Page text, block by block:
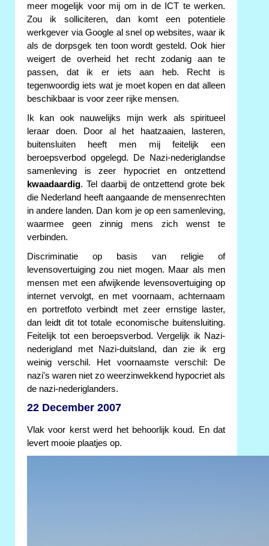
meer mogelijk voor mij om in de ICT te werken.
Zou ik solliciteren, dan komt een potentiele
werkgever via Google al snel op websites, waar ik
als de dorpsgek ten toon wordt gesteld. Ook hier
weigert de overheid het recht zodanig aan te
passen, dat ik er iets aan heb. Recht is
tegenwoordig iets wat je moet kopen en dat alleen
beschikbaar is voor zeer rijke mensen.
Ik kan ook nauwelijks mijn werk als spiritueel
leraar doen. Door al het haatzaaien, lasteren,
buitensluiten heeft men mij feitelijk een
beroepsverbod opgelegd. De Nazi-nederiglandse
samenleving is zeer hypocriet en ontzettend
kwaadaardig. Tel daarbij de ontzettend grote bek
die Nederland heeft aangaande de mensenrechten
in andere landen. Dan kom je op een samenleving,
waarmee geen zinnig mens zich wenst te
verbinden.
Discriminatie op basis van religie of
levensovertuiging zou niet mogen. Maar als men
mensen met een afwijkende levensovertuiging op
internet vervolgt, en met voornaam, achternaam
en portretfoto verbindt met zeer ernstige laster,
dan leidt dit tot totale economische buitensluiting.
Feitelijk tot een beroepsverbod. Vergelijk ik Nazi-
nederigland met Nazi-duitsland, dan zie ik erg
weinig verschil. Het voornaamste verschil: De
nazi's waren niet zo weerzinwekkend hypocriet als
de nazi-nederiglanders.
22 December 2007
Vlak voor kerst werd het behoorlijk koud. En dat
levert mooie plaatjes op.